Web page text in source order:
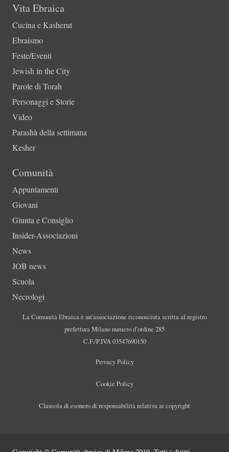
Vita Ebraica
Cucina e Kasherut
Ebraismo
Feste/Eventi
Jewish in the City
Parole di Torah
Personaggi e Storie
Video
Parashà della settimana
Kesher
Comunità
Appuntamenti
Giovani
Giunta e Consiglio
Insider-Associazioni
News
JOB news
Scuola
Necrologi
La Comunità Ebraica è un’associazione riconosciuta scritta al registro
prefettura Milano numero d’ordine 285
C.F./P.IVA 03547690150
Privacy Policy
Cookie Policy
Clausola di esonero di responsabilità relativa ai copyright